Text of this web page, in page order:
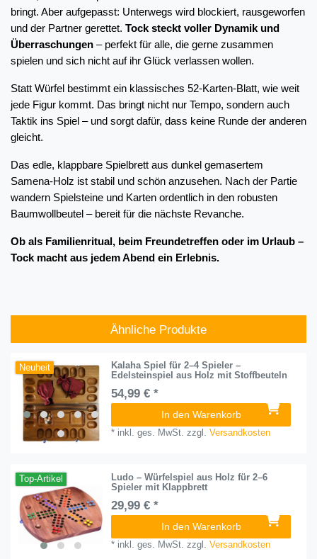
bringt. Aber aufgepasst: Unterwegs wird blockiert, rausgeworfen
und der Partner gerettet. Tock steckt voller Dynamik und
Überraschungen – perfekt für alle, die gerne zusammen
spielen und sich nicht auf ihr Glück verlassen wollen.
Statt Würfel bestimmt ein klassisches 52-Karten-Blatt, wie weit
jede Figur kommt. Das bringt nicht nur Tempo, sondern auch
Taktik ins Spiel – und sorgt dafür, dass keine Runde der anderen
gleicht.
Das edle, klappbare Spielbrett aus dunkel gemasertem
Samena-Holz ist stabil und schön anzusehen. Nach der Partie
wandern Spielsteine und Karten ordentlich in den robusten
Baumwollbeutel – bereit für die nächste Revanche.
Ob als Familienritual, beim Freundetreffen oder im Urlaub –
Tock macht aus jedem Abend ein Erlebnis.
Ähnliche Produkte
Neuheit
Kalaha Spiel für 2–4 Spieler –
Edelsteinspiel aus Holz mit Stoffbeuteln
54,99 € *
In den Warenkorb
* inkl. ges. MwSt. zzgl.Versandkosten
Top-Artikel
Ludo – Würfelspiel aus Holz für 2–6
Spieler mit Klappbrett
29,99 € *
In den Warenkorb
* inkl. ges. MwSt. zzgl.Versandkosten